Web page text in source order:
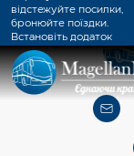
відстежуйте посилки,
бронюйте поїздки.
Встановіть додаток
MagellanBus.